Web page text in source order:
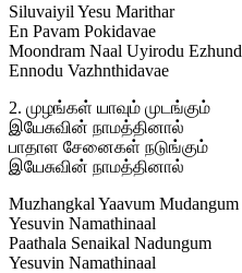
Siluvaiyil Yesu Marithar
En Pavam Pokidavae
Moondram Naal Uyirodu
Ennodu Vazhnthidavae
2. முழங்கள் யாவும் முடங்கும்
இயேசுவின் நாமத்தினால்
பாதாள சேனைகள் நடுங்கும்
இயேசுவின் நாமத்தினால்
Muzhangkal Yaavum Mudangum
Yesuvin Namathinaal
Paathala Senaikal Nadungum
Yesuvin Namathinaal